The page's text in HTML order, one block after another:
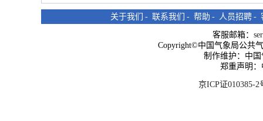
关于我们 - 联系我们 - 帮助 - 人员招聘 -
客服邮箱：
Copyright©中国气象局公共
制作维护：中
郑重声明
京ICP证010385-2